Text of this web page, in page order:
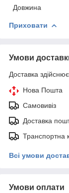
Довжина
Приховати
Умови
Доставка
Нова Пошта
Самовивіз
Доставка
Транспортна
Всі умови
Умови оплати